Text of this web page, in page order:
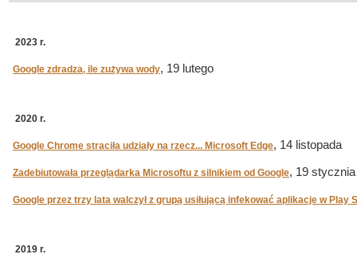
2023 r.
Google zdradza, ile zużywa wody, 19 lutego
2020 r.
Google Chrome straciła udziały na rzecz... Microsoft Edge, 14 listopada
Zadebiutowała przeglądarka Microsoftu z silnikiem od Google, 19 stycznia
Google przez trzy lata walczył z grupą usiłującą infekować aplikacje w Play
2019 r.